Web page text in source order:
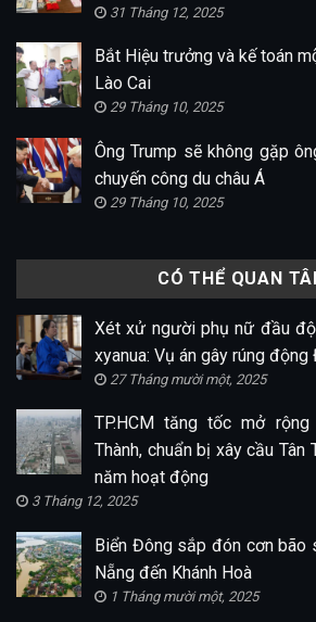
31 Tháng 12, 2025
Bắt Hiệu trưởng và kế toán
Lào Cai
29 Tháng 10, 2025
Ông Trump sẽ không gặp
chuyến công du châu Á
29 Tháng 10, 2025
CÓ THỂ QUAN
Xét xử người phụ nữ đầu
xyanua: Vụ án gây rúng
27 Tháng mười một, 2025
TP.HCM tăng tốc mở
Thành, chuẩn bị xây cầu
năm hoạt động
3 Tháng 12, 2025
Biển Đông sắp đón cơn bão
Nẵng đến Khánh Hoà
1 Tháng mười một, 2025